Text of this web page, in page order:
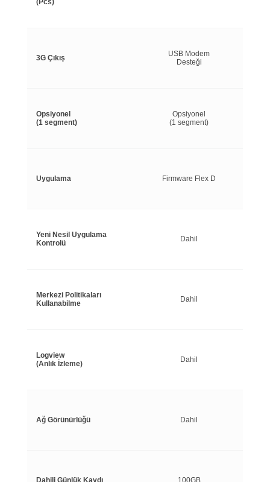
Dahil
USB Modem
Desteği
Dahil
Yeni Nesil Uygulama
Kontrolü
3G Çıkış
Ağ Görünürlüğü
Merkezi Politikaları
Kullanabilme
Opsiyonel
(1 segment)
Dahili Günlük Kaydı
(Pcs)
Logview
(Anlık İzleme)
Uygulama
Dahil
Opsiyonel
(1 segment)
100GB
Dahil
Firmware Flex D